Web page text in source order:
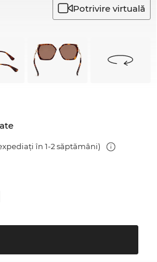
Potrivire virtuală
în 1-2 săptămâni)